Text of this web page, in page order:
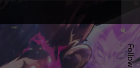
Follow